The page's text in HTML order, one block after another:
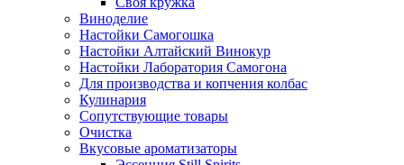
Виноделие
Настойки Самогошка
Настойки Алтайский Винокур
Настойки Лаборатория Самогона
Для производства и копчения колбас
Кулинария
Сопутствующие товары
Очистка
Вкусовые ароматизаторы